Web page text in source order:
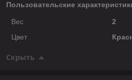
Пользовательские
Вес
2
Цвет
Скрыть